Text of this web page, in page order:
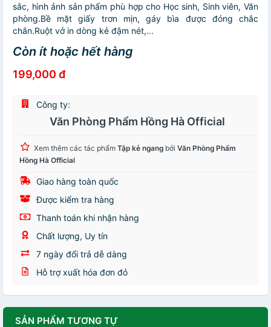
sắc, hình ảnh sản phẩm phù hợp cho Học sinh, Sinh viên, Văn
phòng.Bề mặt giấy trơn mịn, gáy bìa được đóng chắc
chắn.Ruột vở in dòng kẻ đậm nét,...
Còn ít hoặc hết hàng
199,000 đ
Công ty:
Văn Phòng Phẩm Hồng Hà Official
Xem thêm các tác phẩm Tập kẻ ngang bởi Văn Phòng Phẩm
Hồng Hà Official
Giao hàng toàn quốc
Được kiểm tra hàng
Thanh toán khi nhận hàng
Chất lượng, Uy tín
7 ngày đổi trả dễ dàng
Hỗ trợ xuất hóa đơn đỏ
SẢN PHẨM TƯƠNG TỰ